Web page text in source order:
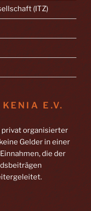
(ITZ)
E.V.
privat organisierter
Gelder in einer
die der